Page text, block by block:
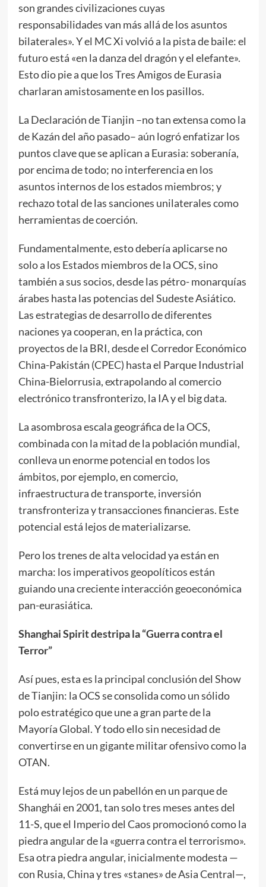
son grandes civilizaciones cuyas
responsabilidades van más allá de los asuntos
bilaterales». Y el MC Xi volvió a la pista de baile: el
futuro está «en la danza del dragón y el elefante».
Esto dio pie a que los Tres Amigos de Eurasia
charlaran amistosamente en los pasillos.
La Declaración de Tianjin –no tan extensa como la
de Kazán del año pasado– aún logró enfatizar los
puntos clave que se aplican a Eurasia: soberanía,
por encima de todo; no interferencia en los
asuntos internos de los estados miembros; y
rechazo total de las sanciones unilaterales como
herramientas de coerción.
Fundamentalmente, esto debería aplicarse no
solo a los Estados miembros de la OCS, sino
también a sus socios, desde las pétro- monarquías
árabes hasta las potencias del Sudeste Asiático.
Las estrategias de desarrollo de diferentes
naciones ya cooperan, en la práctica, con
proyectos de la BRI, desde el Corredor Económico
China-Pakistán (CPEC) hasta el Parque Industrial
China-Bielorrusia, extrapolando al comercio
electrónico transfronterizo, la IA y el big data.
La asombrosa escala geográfica de la OCS,
combinada con la mitad de la población mundial,
conlleva un enorme potencial en todos los
ámbitos, por ejemplo, en comercio,
infraestructura de transporte, inversión
transfronteriza y transacciones financieras. Este
potencial está lejos de materializarse.
Pero los trenes de alta velocidad ya están en
marcha: los imperativos geopolíticos están
guiando una creciente interacción geoeconómica
pan-eurasiática.
Shanghai Spirit destripa la “Guerra contra el
Terror”
Así pues, esta es la principal conclusión del Show
de Tianjin: la OCS se consolida como un sólido
polo estratégico que une a gran parte de la
Mayoría Global. Y todo ello sin necesidad de
convertirse en un gigante militar ofensivo como la
OTAN.
Está muy lejos de un pabellón en un parque de
Shanghái en 2001, tan solo tres meses antes del
11-S, que el Imperio del Caos promocionó como la
piedra angular de la «guerra contra el terrorismo».
Esa otra piedra angular, inicialmente modesta —
con Rusia, China y tres «stanes» de Asia Central—,